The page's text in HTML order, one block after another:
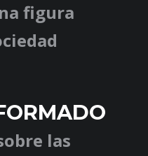
figura
las